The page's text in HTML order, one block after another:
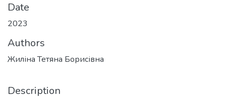
Date
2023
Authors
Жиліна Тетяна Борисівна
Description